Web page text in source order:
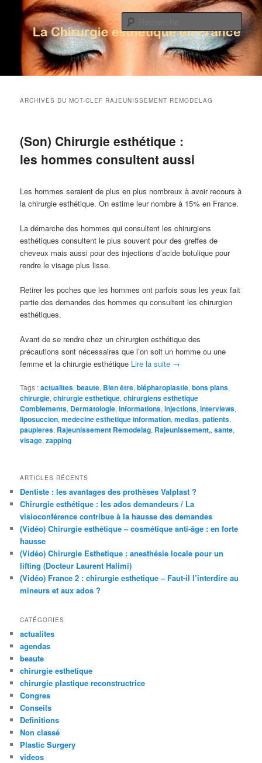
La Chirurgie Esthétique en France
ARCHIVES DU MOT-CLEF RAJEUNISSEMENT REMODELAG
(Son) Chirurgie esthétique :
les hommes consultent aussi
Les hommes seraient de plus en plus nombreux à avoir recours à
la chirurgie esthétique. On estime leur nombre à 15% en France.
La démarche des hommes qui consultent les chirurgiens
esthétiques consultent le plus souvent pour des greffes de
cheveux mais aussi pour des injections d’acide botulique pour
rendre le visage plus lisse.
Retirer les poches que les hommes ont parfois sous les yeux fait
partie des demandes des hommes qu consultent les chirurgien
esthétiques.
Avant de se rendre chez un chirurgien esthétique des
précautions sont nécessaires que l’on soit un homme ou une
femme et la chirurgie esthétique Lire la suite →
Tags :actualites,beaute, Bien être,blépharoplastie,bons plans,
chirurgie,chirurgie esthetique,chirurgiens esthetique
Comblements, Dermatologie,informations,injections,interviews,
liposuccion,medecine esthetique information,medias,patients,
paupieres, Rajeunissement Remodelag, Rajeunissement,,sante,
visage,zapping
ARTICLES RÉCENTS
Dentiste : les avantages des prothèses Valplast ?
Chirurgie esthétique : les ados demandeurs / La
visioconférence contribue à la hausse des demandes
(Vidéo) Chirurgie esthétique – cosmétique anti-âge : en forte
hausse
(Vidéo) Chirurgie Esthetique : anesthésie locale pour un
lifting (Docteur Laurent Halimi)
(Vidéo) France 2 : chirurgie esthetique – Faut-il l’interdire au
mineurs et aux ados ?
CATÉGORIES
actualites
agendas
beaute
chirurgie esthetique
chirurgie plastique reconstructrice
Congres
Conseils
Definitions
Non classé
Plastic Surgery
videos